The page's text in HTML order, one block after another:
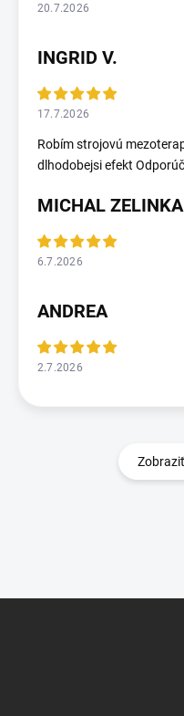
20.7.2026
INGRID V.
17.7.2026
Robím strojovú
dlhodobejsi efekt
MICHAL ZELINKA
6.7.2026
ANDREA
2.7.2026